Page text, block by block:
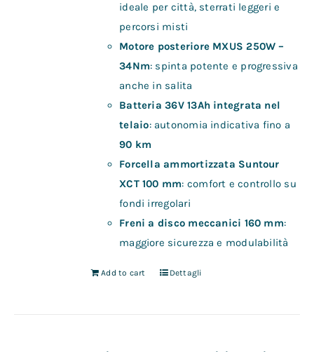
ideale per città, sterrati leggeri e
percorsi misti
Motore posteriore MXUS 250W –
34Nm: spinta potente e progressiva
anche in salita
Batteria 36V 13Ah integrata nel
telaio: autonomia indicativa fino a
90 km
Forcella ammortizzata Suntour
XCT 100 mm: comfort e controllo su
fondi irregolari
Freni a disco meccanici 160 mm:
maggiore sicurezza e modulabilità
Add to cart Dettagli